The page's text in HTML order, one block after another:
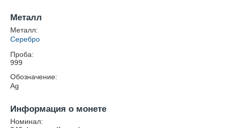
Металл
Металл:
Серебро
Проба:
999
Обозначение:
Ag
Информация о монете
Номинал: